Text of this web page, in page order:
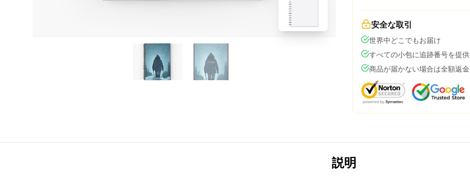
安全な取引
世界中どこでもお届け
すべての小包に追跡番号を提供
商品が届かない場合は全額返金
説明